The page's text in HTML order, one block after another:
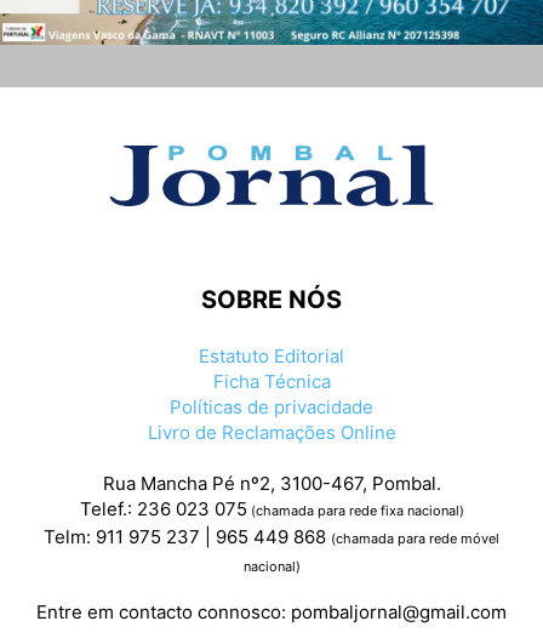
SOBRE NÓS
Estatuto Editorial
Ficha Técnica
Políticas de privacidade
Livro de Reclamações Online
Rua Mancha Pé nº2, 3100-467, Pombal.
Telef.: 236 023 075 (chamada para rede fixa nacional)
Telm: 911 975 237 | 965 449 868 (chamada para rede móvel
nacional)
Entre em contacto connosco: pombaljornal@gmail.com